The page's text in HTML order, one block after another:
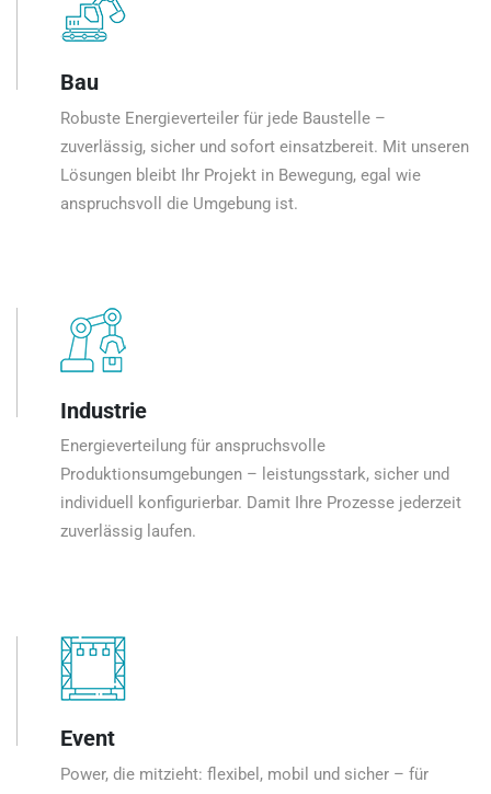
Bau
Robuste Energieverteiler für jede Baustelle –
zuverlässig, sicher und sofort einsatzbereit. Mit unseren
Lösungen bleibt Ihr Projekt in Bewegung, egal wie
anspruchsvoll die Umgebung ist.
Industrie
Energieverteilung für anspruchsvolle
Produktionsumgebungen – leistungsstark, sicher und
individuell konfigurierbar. Damit Ihre Prozesse jederzeit
zuverlässig laufen.
Event
Power, die mitzieht: flexibel, mobil und sicher – für